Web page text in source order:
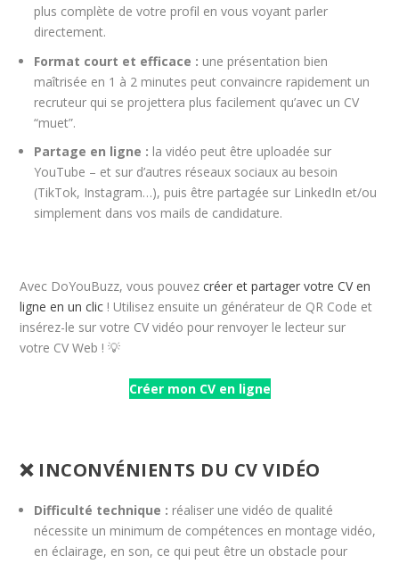
plus complète de votre profil en vous voyant parler
directement.
Format court et efficace : une présentation bien
maîtrisée en 1 à 2 minutes peut convaincre rapidement un
recruteur qui se projettera plus facilement qu’avec un CV
“muet”.
Partage en ligne : la vidéo peut être uploadée sur
YouTube – et sur d’autres réseaux sociaux au besoin
(TikTok, Instagram…), puis être partagée sur LinkedIn et/ou
simplement dans vos mails de candidature.
Avec DoYouBuzz, vous pouvezcréer et partager votre CV en
ligne en un clic ! Utilisez ensuite un générateur de QR Code et
insérez-le sur votre CV vidéo pour renvoyer le lecteur sur
votre CV Web ! 💡
Créer mon CV en ligne
❌ INCONVÉNIENTS DU CV VIDÉO
Difficulté technique : réaliser une vidéo de qualité
nécessite un minimum de compétences en montage vidéo,
en éclairage, en son, ce qui peut être un obstacle pour